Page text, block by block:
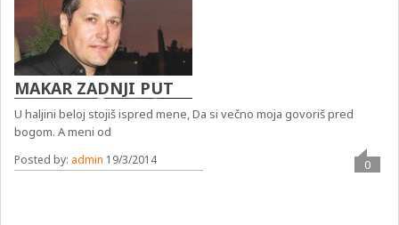
MAKAR ZADNJI PUT
U haljini beloj stojiš ispred mene, Da si večno moja govoriš pred
bogom. A meni od
Posted by: admin 19/3/2014 0